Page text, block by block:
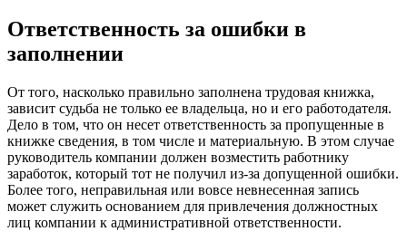
Ответственность за ошибки в
заполнении
От того, насколько правильно заполнена трудовая книжка,
зависит судьба не только ее владельца, но и его работодателя.
Дело в том, что он несет ответственность за пропущенные в
книжке сведения, в том числе и материальную. В этом случае
руководитель компании должен возместить работнику
заработок, который тот не получил из-за допущенной ошибки.
Более того, неправильная или вовсе невнесенная запись
может служить основанием для привлечения должностных
лиц компании к административной ответственности.